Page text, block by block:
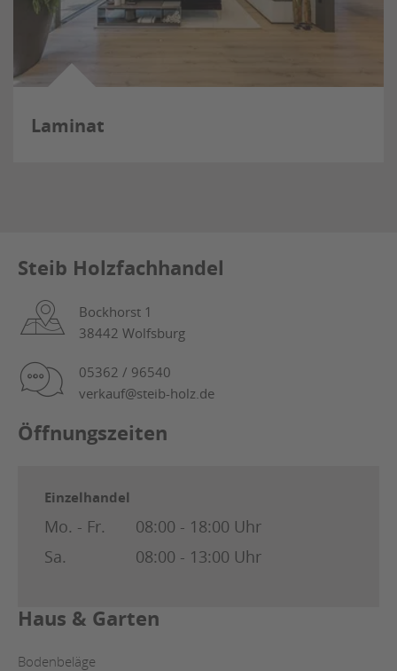
Laminat
Steib Holzfachhandel
Bockhorst 1
38442 Wolfsburg
05362 / 96540
verkauf@steib-holz.de
Öffnungszeiten
Einzelhandel
Mo. - Fr.
08:00 - 18:00 Uhr
Sa.
08:00 - 13:00 Uhr
Haus & Garten
Bodenbeläge